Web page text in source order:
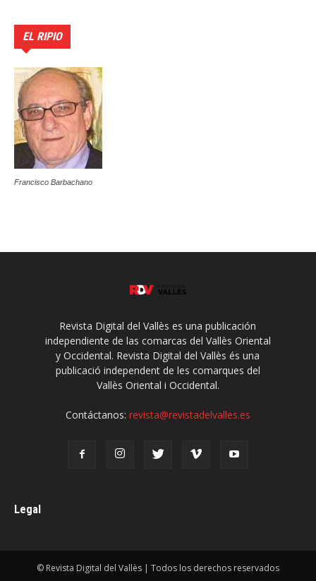
EL RIPIO
Francisco Barbachano
Revista Digital del Vallès es una publicación
independiente de las comarcas del Vallès Oriental
y Occidental. Revista Digital del Vallès és una
publicació independent de les comarques del
Vallès Oriental i Occidental.
Contáctanos: revista@revistadelvalles.es
Legal
© Revista Digital del Vallès | Todos los derechos reservados